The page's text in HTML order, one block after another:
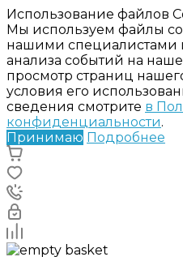
Использование файлов
Мы используем файлы
нашими специалистами
анализа событий на
просмотр страниц
условия его
сведения смотрите в
конфиденциальности.
Принимаю Подробнее